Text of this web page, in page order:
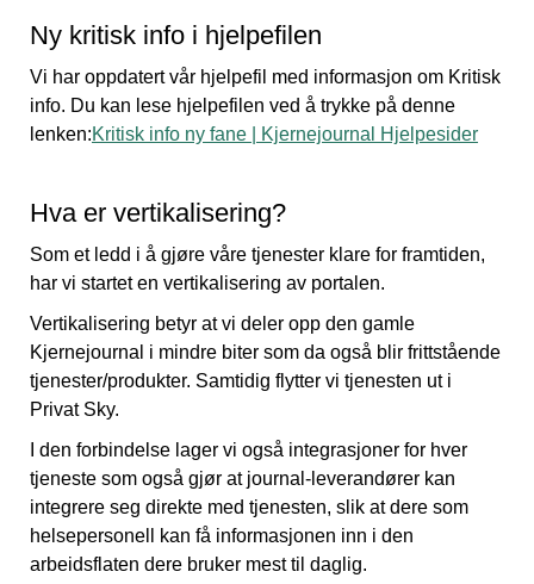
Ny kritisk info i hjelpefilen
Vi har oppdatert vår hjelpefil med informasjon om Kritisk
info. Du kan lese hjelpefilen ved å trykke på denne
lenken:Kritisk info ny fane | Kjernejournal Hjelpesider
Hva er vertikalisering?
Som et ledd i å gjøre våre tjenester klare for framtiden,
har vi startet en vertikalisering av portalen.
Vertikalisering betyr at vi deler opp den gamle
Kjernejournal i mindre biter som da også blir frittstående
tjenester/produkter. Samtidig flytter vi tjenesten ut i
Privat Sky.
I den forbindelse lager vi også integrasjoner for hver
tjeneste som også gjør at journal-leverandører kan
integrere seg direkte med tjenesten, slik at dere som
helsepersonell kan få informasjonen inn i den
arbeidsflaten dere bruker mest til daglig.